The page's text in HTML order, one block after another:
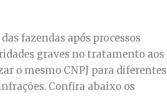
fazendas após processos
graves no tratamento aos
o mesmo CNPJ para diferentes
Confira abaixo os